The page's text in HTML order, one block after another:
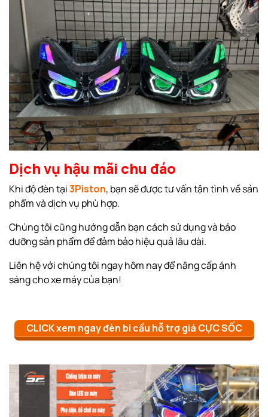
Dịch vụ hậu mãi chu đáo
Khi độ đèn tại3Piston, bạn sẽ được tư vấn tận tình về sản
phẩm và dịch vụ phù hợp.
Chúng tôi cũng hướng dẫn bạn cách sử dụng và bảo
dưỡng sản phẩm để đảm bảo hiệu quả lâu dài.
Liên hệ với chúng tôi ngay hôm nay để nâng cấp ánh
sáng cho xe máy của bạn!
CLICK xem ngay đèn bi cầu hỗ trợ giá CỰC SỐC